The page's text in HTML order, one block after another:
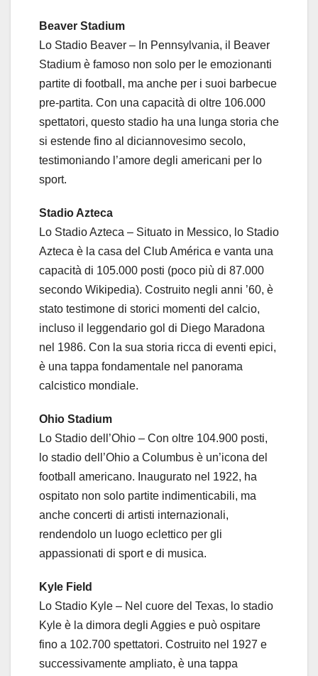
Beaver Stadium
Lo Stadio Beaver – In Pennsylvania, il Beaver
Stadium è famoso non solo per le emozionanti
partite di football, ma anche per i suoi barbecue
pre-partita. Con una capacità di oltre 106.000
spettatori, questo stadio ha una lunga storia che
si estende fino al diciannovesimo secolo,
testimoniando l’amore degli americani per lo
sport.
Stadio Azteca
Lo Stadio Azteca – Situato in Messico, lo Stadio
Azteca è la casa del Club América e vanta una
capacità di 105.000 posti (poco più di 87.000
secondo Wikipedia). Costruito negli anni ’60, è
stato testimone di storici momenti del calcio,
incluso il leggendario gol di Diego Maradona
nel 1986. Con la sua storia ricca di eventi epici,
è una tappa fondamentale nel panorama
calcistico mondiale.
Ohio Stadium
Lo Stadio dell’Ohio – Con oltre 104.900 posti,
lo stadio dell’Ohio a Columbus è un’icona del
football americano. Inaugurato nel 1922, ha
ospitato non solo partite indimenticabili, ma
anche concerti di artisti internazionali,
rendendolo un luogo eclettico per gli
appassionati di sport e di musica.
Kyle Field
Lo Stadio Kyle – Nel cuore del Texas, lo stadio
Kyle è la dimora degli Aggies e può ospitare
fino a 102.700 spettatori. Costruito nel 1927 e
successivamente ampliato, è una tappa